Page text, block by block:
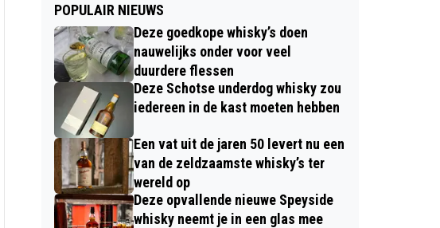
POPULAIR NIEUWS
Deze goedkope whisky’s doen
nauwelijks onder voor veel
duurdere flessen
Deze Schotse underdog whisky zou
iedereen in de kast moeten hebben
Een vat uit de jaren 50 levert nu een
van de zeldzaamste whisky’s ter
wereld op
Deze opvallende nieuwe Speyside
whisky neemt je in een glas mee